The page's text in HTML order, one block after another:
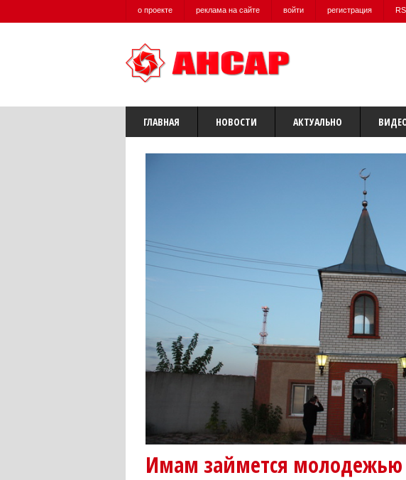
о проекте реклама на сайте войти регистрация
ГЛАВНАЯ НОВОСТИ АКТУАЛЬНО
Имам займется молодежью